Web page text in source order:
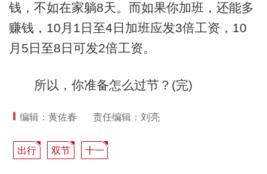
钱，不如在家躺8天。而如果你加班，还能多
赚钱，10月1日至4日加班应发3倍工资，10
月5日至8日可发2倍工资。
所以，你准备怎么过节？(完)
编辑：黄佐春 责任编辑：刘亮
出行 双节 十一